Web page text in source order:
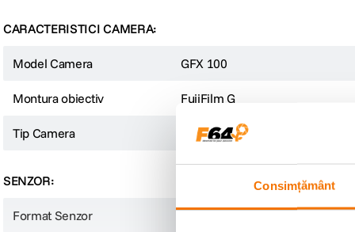
Consimțământ
Senzorul masoara aprox. 55mm pe diagonala si are 102 megapixeli.
CARACTERISTICI CAMERA:
Model Camera GFX 100
Montura obiectiv FujiFilm G
Tip Camera Body
SENZOR:
Format Senzor Format Mediu